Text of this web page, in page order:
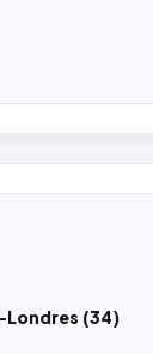
(34)